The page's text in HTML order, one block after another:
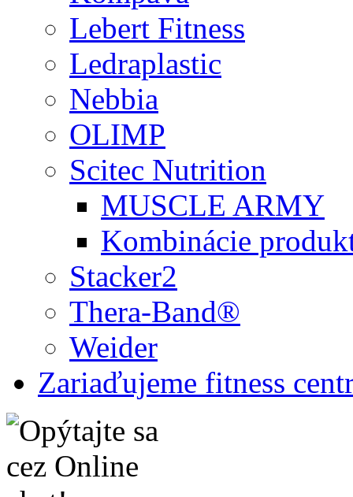
Lebert Fitness
Ledraplastic
Nebbia
OLIMP
Scitec Nutrition
MUSCLE ARMY
Kombinácie
Stacker2
Thera-Band®
Weider
Zariaďujeme fitness